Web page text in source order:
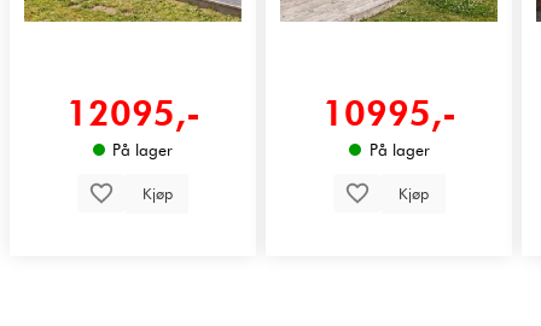
12095,-
På lager
Kjøp
10995,-
På lager
Kjøp